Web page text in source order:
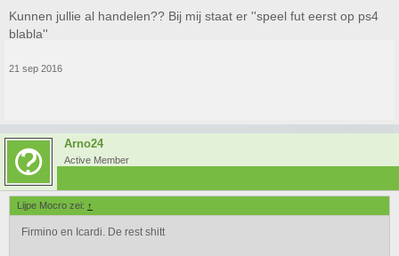
Kunnen jullie al handelen?? Bij mij staat er ''speel fut eerst op ps4
blabla''
21 sep 2016
Arno24
Active Member
Lijpe Mocro zei: ↑
Firmino en Icardi. De rest shitt